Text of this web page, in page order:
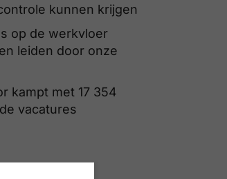
kunnen krijgen
op de werkvloer
leiden door onze
kampt met 17 354
vacatures